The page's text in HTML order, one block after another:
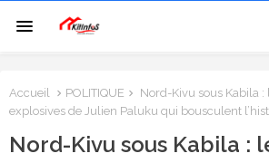
Accueil POLITIQUE
Nord-Kivu sous Kabila :
explosives de Julien Paluku qui bousculent
Nord-Kivu sous Kabila :